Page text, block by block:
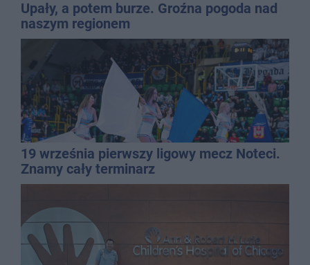
Upały, a potem burze. Groźna pogoda nad
naszym regionem
19 września pierwszy ligowy mecz Noteci.
Znamy cały terminarz